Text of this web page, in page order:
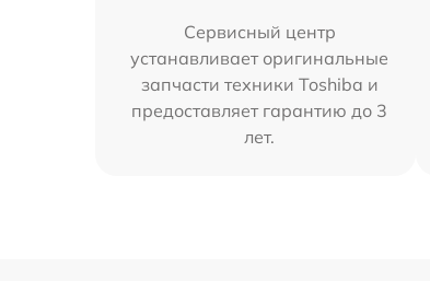
Сервисный центр
устанавливает оригинальные
запчасти техники Toshiba и
предоставляет гарантию до 3
лет.